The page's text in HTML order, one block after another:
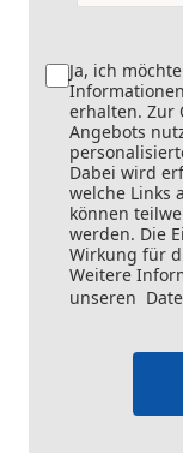
Ja, ich
erhalten. Zur
Angebots
Dabei wird
welche Links
können
werden. Die
Wirkung für
Weitere
unseren